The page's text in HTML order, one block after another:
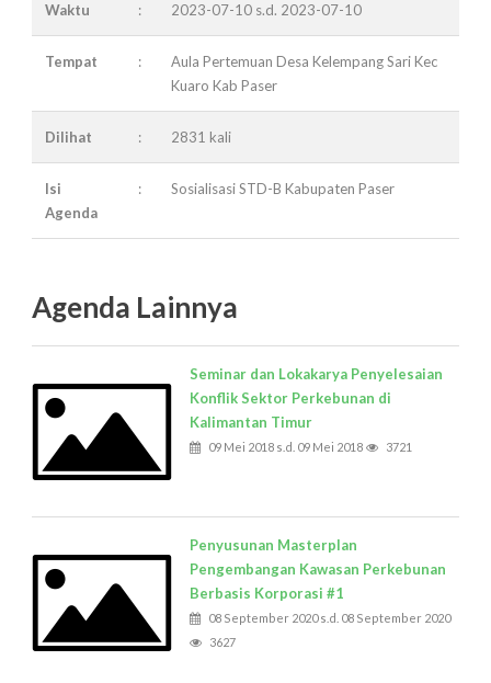
Waktu : 2023-07-10 s.d. 2023-07-10
Tempat :
Aula Pertemuan Desa Kelempang Sari Kec
Kuaro Kab Paser
Dilihat : 2831 kali
Isi
Agenda
: Sosialisasi STD-B Kabupaten Paser
Agenda Lainnya
Seminar dan Lokakarya Penyelesaian
Konflik Sektor Perkebunan di
Kalimantan Timur
09 Mei 2018 s.d. 09 Mei 2018 3721
Penyusunan Masterplan
Pengembangan Kawasan Perkebunan
Berbasis Korporasi #1
08 September 2020 s.d. 08 September 2020
3627